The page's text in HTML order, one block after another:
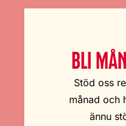
BLI
Stöd oss
månad och
ännu